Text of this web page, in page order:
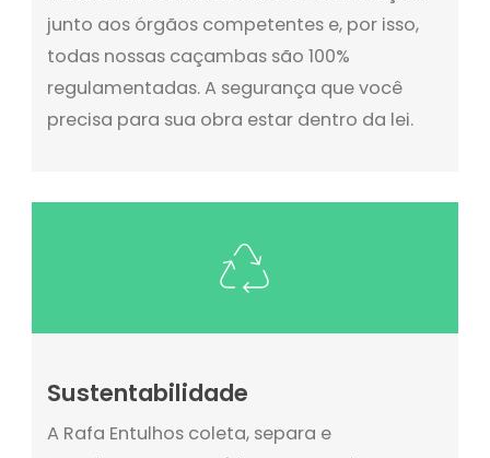
junto aos órgãos competentes e, por isso,
todas nossas caçambas são 100%
regulamentadas. A segurança que você
precisa para sua obra estar dentro da lei.
Sustentabilidade
A Rafa Entulhos coleta, separa e